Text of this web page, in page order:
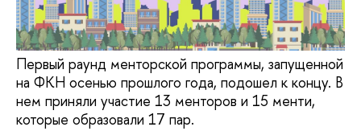
Первый раунд менторской программы, запущенной
на ФКН осенью прошлого года, подошел к концу. В
нем приняли участие 13 менторов и 15 менти,
которые образовали 17 пар.